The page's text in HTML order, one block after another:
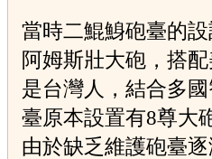
當時二鯤鯓砲臺的
阿姆斯壯大砲，搭
是台灣人，結合多
臺原本設置有8尊大
由於缺乏維護砲臺